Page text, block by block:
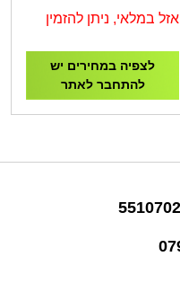
אזל במלאי, ניתן להזמין
לצפיה במחירים יש
להתחבר לאתר